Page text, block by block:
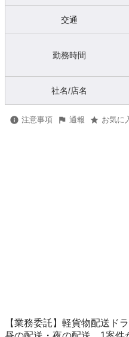
交通
勤務時間
社名/店名
注意事項 通報 お気に
【業務委託】軽貨物配送ド